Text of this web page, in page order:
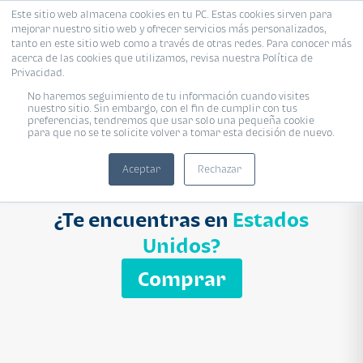
Este sitio web almacena cookies en tu PC. Estas cookies sirven para
mejorar nuestro sitio web y ofrecer servicios más personalizados,
tanto en este sitio web como a través de otras redes. Para conocer más
acerca de las cookies que utilizamos, revisa nuestra Política de
Privacidad.
No haremos seguimiento de tu información cuando visites
nuestro sitio. Sin embargo, con el fin de cumplir con tus
preferencias, tendremos que usar solo una pequeña cookie
para que no se te solicite volver a tomar esta decisión de nuevo.
Aceptar Rechazar
Proyecto Modelo Inmobiliaria
Ingresa el nombre del proyecto
Buscar
¿Te encuentras en Estados
Unidos?
Comprar